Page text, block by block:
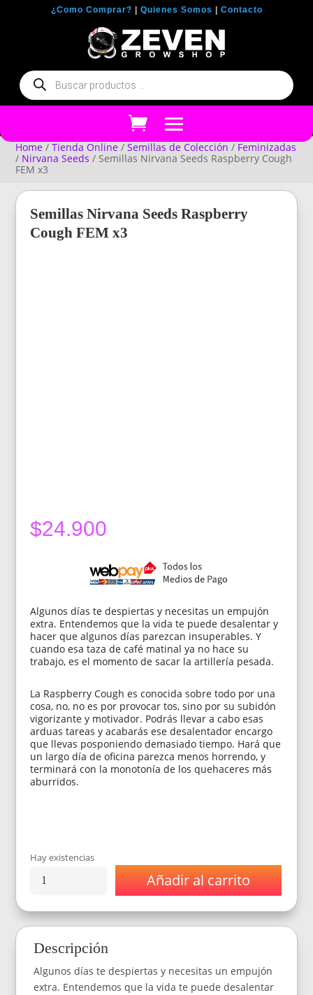
¿Como Comprar? Quienes Somos Contacto
Búsqueda
de
productos
Home /Tienda Online /Semillas de Colección / Feminizadas
/ Nirvana Seeds / Semillas Nirvana Seeds Raspberry Cough
FEM x3
Semillas Nirvana Seeds Raspberry
Cough FEM x3
$24.900
Algunos días te despiertas y necesitas un empujón
extra. Entendemos que la vida te puede desalentar y
hacer que algunos días parezcan insuperables. Y
cuando esa taza de café matinal ya no hace su
trabajo, es el momento de sacar la artillería pesada.
La Raspberry Cough es conocida sobre todo por una
cosa, no, no es por provocar tos, sino por su subidón
vigorizante y motivador. Podrás llevar a cabo esas
arduas tareas y acabarás ese desalentador encargo
que llevas posponiendo demasiado tiempo. Hará que
un largo día de oficina parezca menos horrendo, y
terminará con la monotonía de los quehaceres más
aburridos.
Hay existencias
Semillas
Seeds
Raspberry
FEM
cantidad
Añadir al carrito
Descripción
Algunos días te despiertas y necesitas un empujón
extra. Entendemos que la vida te puede desalentar